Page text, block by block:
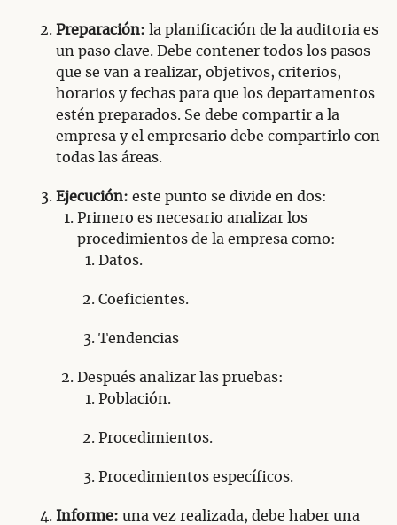
Preparación: la planificación de la auditoria es
un paso clave. Debe contener todos los pasos
que se van a realizar, objetivos, criterios,
horarios y fechas para que los departamentos
estén preparados. Se debe compartir a la
empresa y el empresario debe compartirlo con
todas las áreas.
Ejecución: este punto se divide en dos:
Primero es necesario analizar los
procedimientos de la empresa como:
Datos.
Coeficientes.
Tendencias
Después analizar las pruebas:
Población.
Procedimientos.
Procedimientos específicos.
Informe: una vez realizada, debe haber una